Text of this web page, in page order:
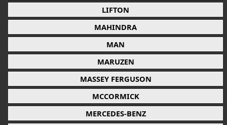
LIFTON
MAHINDRA
MAN
MARUZEN
MASSEY FERGUSON
MCCORMICK
MERCEDES-BENZ